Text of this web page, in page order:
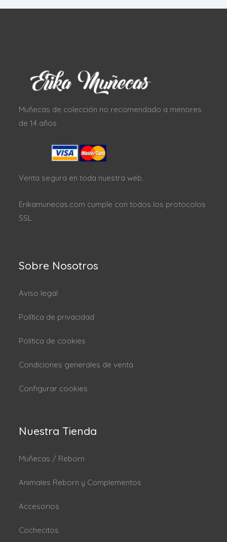
Muñecas de colección no recomendado a menores
de 14 años
Venta segura en toda nuestra web.
Erikamunecas.com cumple con todos los protocolos
SSL
Sobre Nosotros
Aviso legal
Política de privacidad
Politica de cookies
Condiciones generales de venta
Configurar cookies
Nuestra Tienda
Muñecas / Reborn
Animales Reborn y Complementos
Accesorios
Cochecitos